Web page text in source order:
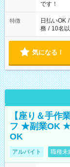
です！
特徴 日払いOK /
務 / 10名
気になる！
【座り＆手作
フ ★副業OK ★
OK
アルバイト 職種未